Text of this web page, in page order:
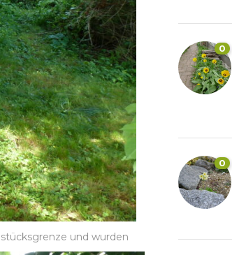
und wurden
0
0